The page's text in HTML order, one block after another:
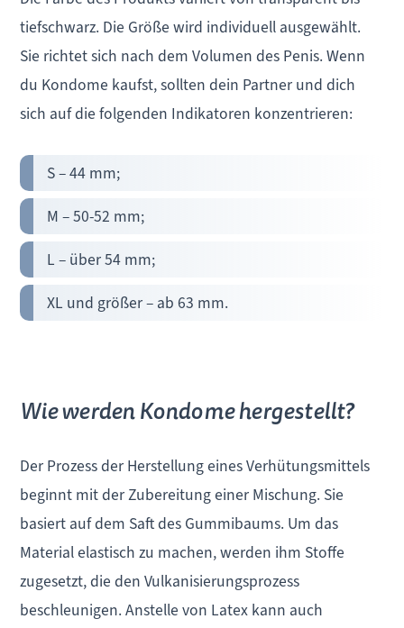
tiefschwarz. Die Größe wird individuell ausgewählt.
Sie richtet sich nach dem Volumen des Penis. Wenn
du Kondome kaufst, sollten dein Partner und dich
sich auf die folgenden Indikatoren konzentrieren:
S – 44 mm;
M – 50-52 mm;
L – über 54 mm;
XL und größer – ab 63 mm.
Wie werden Kondome hergestellt?
Der Prozess der Herstellung eines Verhütungsmittels
beginnt mit der Zubereitung einer Mischung. Sie
basiert auf dem Saft des Gummibaums. Um das
Material elastisch zu machen, werden ihm Stoffe
zugesetzt, die den Vulkanisierungsprozess
beschleunigen. Anstelle von Latex kann auch